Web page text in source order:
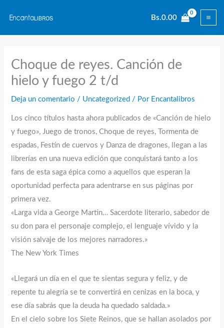
contenido
Bs.0.00
Choque de reyes. Canción de
hielo y fuego 2 t/d
Deja un comentario / Uncategorized / Por Encantalibros
Los cinco títulos hasta ahora publicados de «Canción de hielo
y fuego», Juego de tronos, Choque de reyes, Tormenta de
espadas, Festín de cuervos y Danza de dragones, llegan a las
librerías en una nueva edición que conquistará tanto a los
fans de esta saga épica como a aquellos que esperan la
oportunidad perfecta para adentrarse en sus páginas por
primera vez.
«Larga vida a George Martin… Sacerdote literario, sabedor de
su don para el personaje complejo, el lenguaje vívido y la
visión salvaje de los mejores narradores.»
The New York Times
«Llegará un día en el que te sientas segura y feliz, y de
repente tu alegría se te convertirá en cenizas en la boca, y
ese día sabrás que la deuda ha quedado saldada.»
En el cielo sobre los Siete Reinos, que se hallan asolados por